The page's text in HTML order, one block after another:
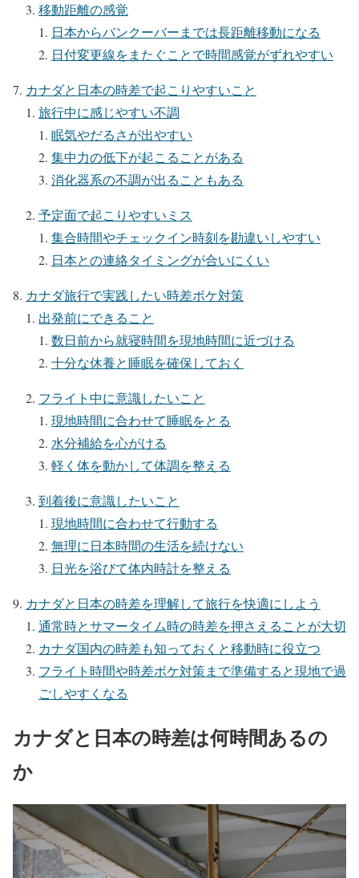
移動距離の感覚
日本からバンクーバーまでは長距離移動になる
日付変更線をまたぐことで時間感覚がずれやすい
カナダと日本の時差で起こりやすいこと
旅行中に感じやすい不調
眠気やだるさが出やすい
集中力の低下が起こることがある
消化器系の不調が出ることもある
予定面で起こりやすいミス
集合時間やチェックイン時刻を勘違いしやすい
日本との連絡タイミングが合いにくい
カナダ旅行で実践したい時差ボケ対策
出発前にできること
数日前から就寝時間を現地時間に近づける
十分な休養と睡眠を確保しておく
フライト中に意識したいこと
現地時間に合わせて睡眠をとる
水分補給を心がける
軽く体を動かして体調を整える
到着後に意識したいこと
現地時間に合わせて行動する
無理に日本時間の生活を続けない
日光を浴びて体内時計を整える
カナダと日本の時差を理解して旅行を快適にしよう
通常時とサマータイム時の時差を押さえることが大切
カナダ国内の時差も知っておくと移動時に役立つ
フライト時間や時差ボケ対策まで準備すると現地で過
ごしやすくなる
カナダと日本の時差は何時間あるの
か